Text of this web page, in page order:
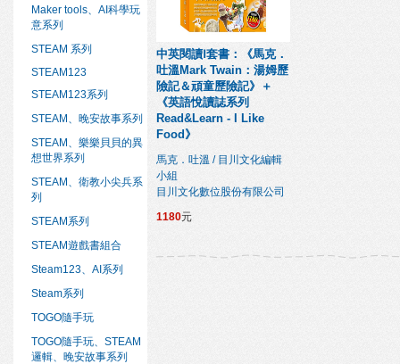
Maker tools、AI科學玩
意系列
STEAM 系列
STEAM123
STEAM123系列
STEAM、晚安故事系列
STEAM、樂樂貝貝的異
想世界系列
STEAM、衛教小尖兵系
列
STEAM系列
STEAM遊戲書組合
Steam123、AI系列
Steam系列
TOGO隨手玩
TOGO隨手玩、STEAM
邏輯、晚安故事系列
中英閱讀Ⅰ套書：《馬克．
吐溫Mark Twain：湯姆歷
險記＆頑童歷險記》＋
《英語悅讀誌系列
Read&Learn - I Like
Food》
馬克．吐溫 / 目川文化編輯
小組
目川文化數位股份有限公司
1180元